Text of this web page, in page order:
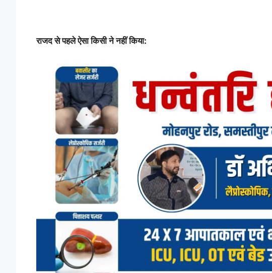
राजद से पहले ऐसा किसी ने नहीं किया: